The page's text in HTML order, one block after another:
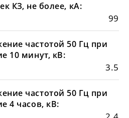
КЗ, не более, кА:
99
частотой 50 Гц при
10 минут, кВ:
3.5
частотой 50 Гц при
4 часов, кВ: